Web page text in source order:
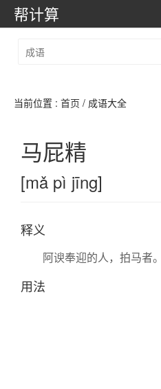
帮计算
当前位置 : 首页 / 成语大全
马屁精
[mǎ pì jīng]
释义
阿谀奉迎的人，拍马者。
用法